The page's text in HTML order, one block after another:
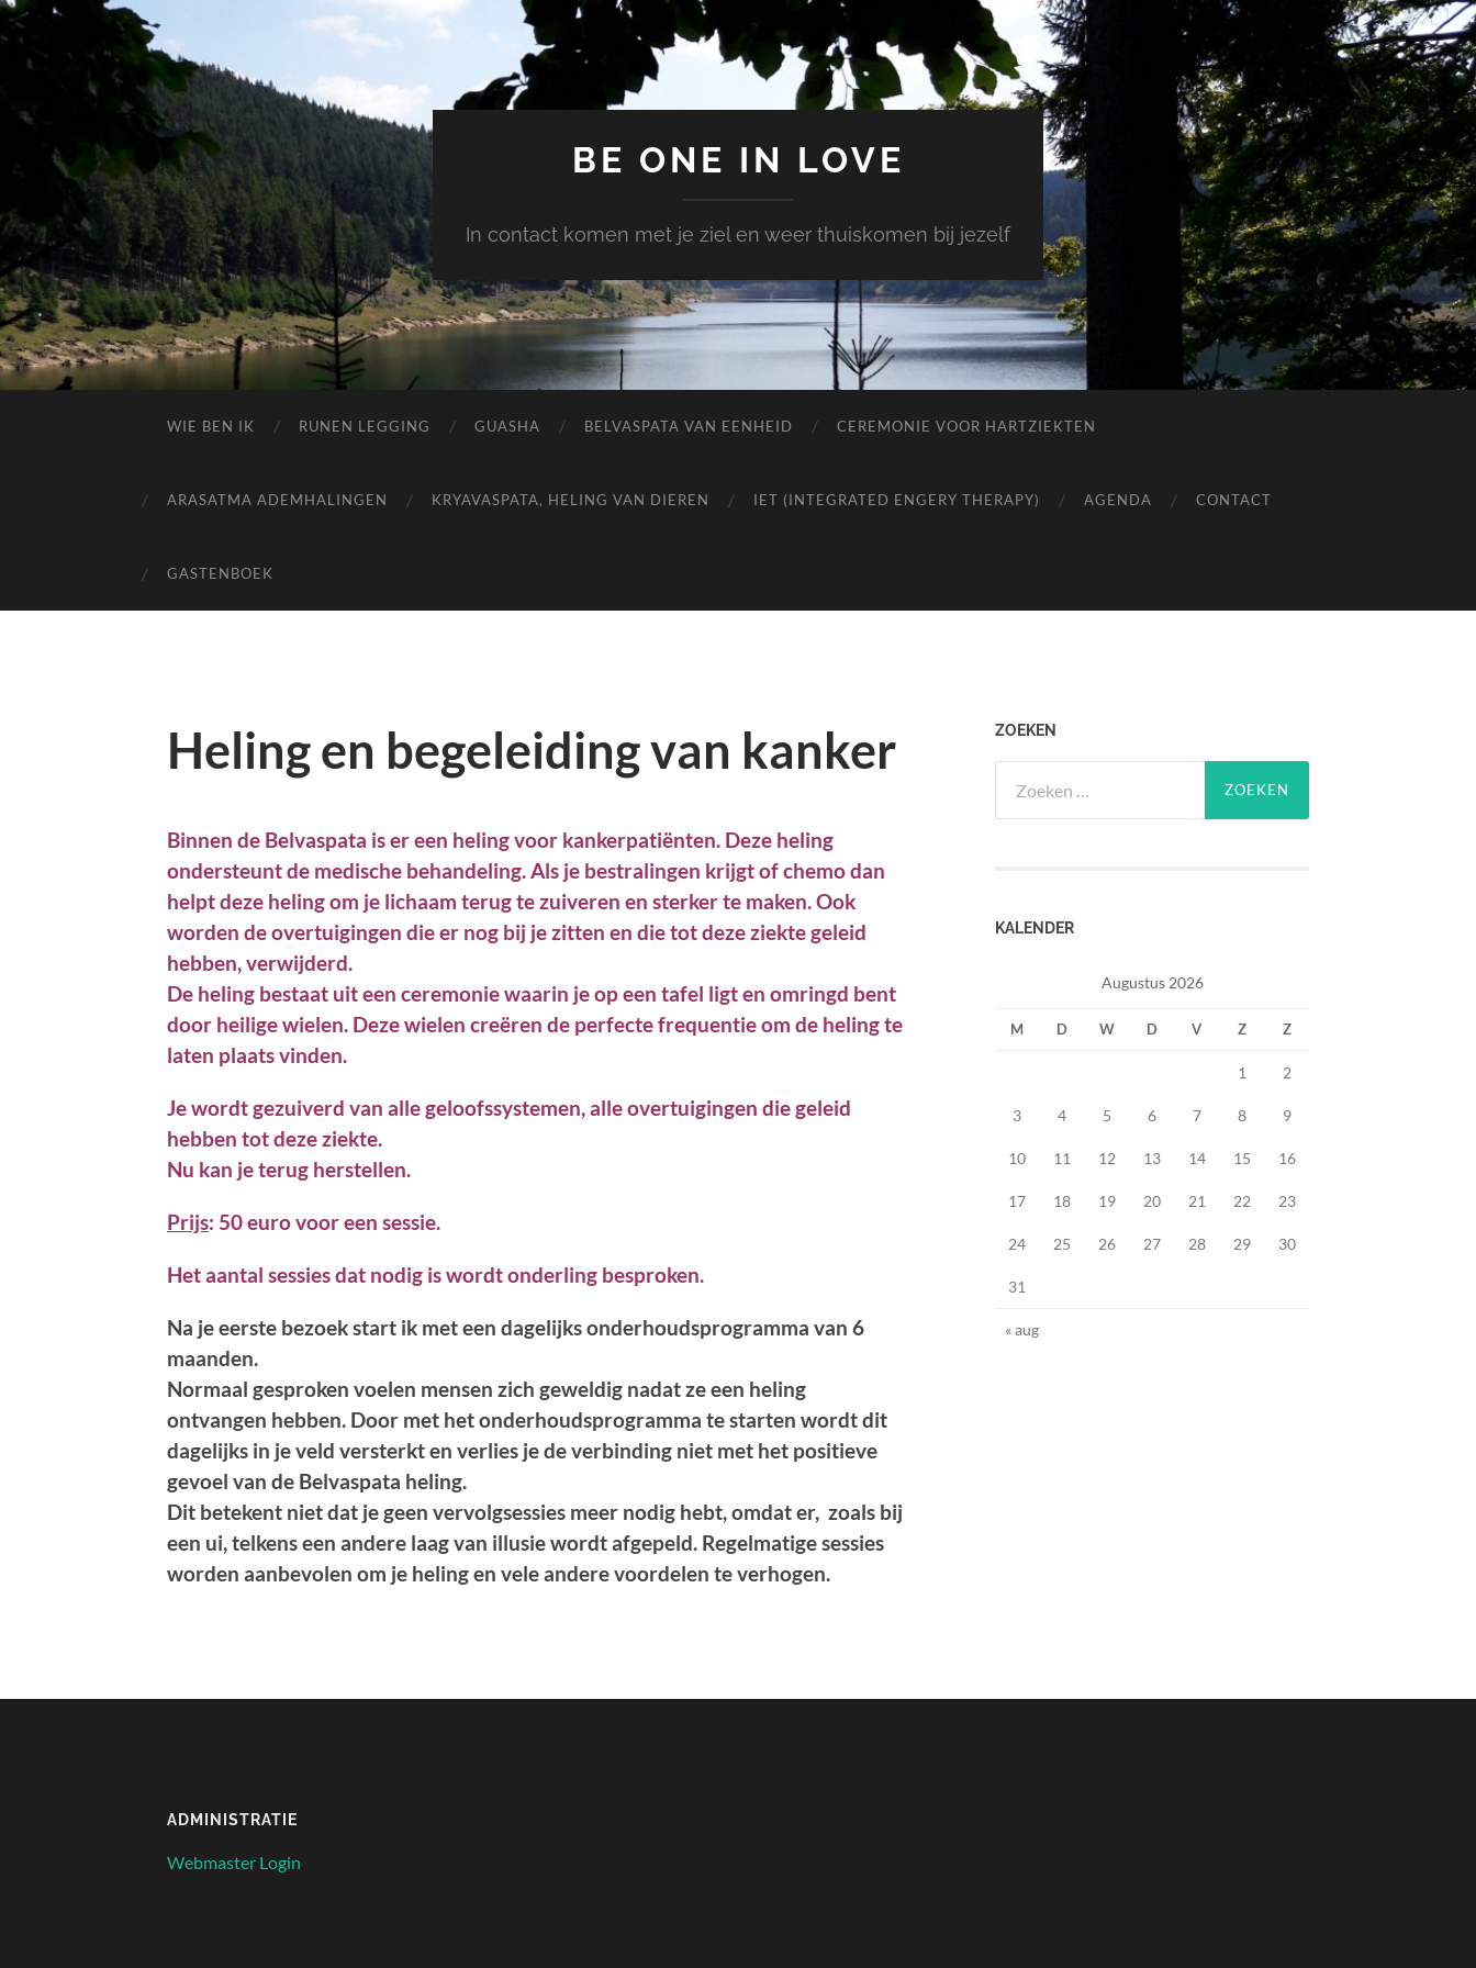
BE ONE IN LOVE
In contact komen met je ziel en weer thuiskomen bij jezelf
WIE BEN IK RUNEN LEGGING GUASHA BELVASPATA VAN EENHEID CEREMONIE VOOR HARTZIEKTEN
ARASATMA ADEMHALINGEN KRYAVASPATA, HELING VAN DIEREN IET (INTEGRATED ENGERY THERAPY) AGENDA CONTACT
GASTENBOEK
Heling en begeleiding van kanker
Binnen de Belvaspata is er een heling voor kankerpatiënten. Deze heling
ondersteunt de medische behandeling. Als je bestralingen krijgt of chemo dan
helpt deze heling om je lichaam terug te zuiveren en sterker te maken. Ook
worden de overtuigingen die er nog bij je zitten en die tot deze ziekte geleid
hebben, verwijderd.
De heling bestaat uit een ceremonie waarin je op een tafel ligt en omringd bent
door heilige wielen. Deze wielen creëren de perfecte frequentie om de heling te
laten plaats vinden.
Je wordt gezuiverd van alle geloofssystemen, alle overtuigingen die geleid
hebben tot deze ziekte.
Nu kan je terug herstellen.
Prijs: 50 euro voor een sessie.
Het aantal sessies dat nodig is wordt onderling besproken.
Na je eerste bezoek start ik met een dagelijks onderhoudsprogramma van 6
maanden.
Normaal gesproken voelen mensen zich geweldig nadat ze een heling
ontvangen hebben. Door met het onderhoudsprogramma te starten wordt dit
dagelijks in je veld versterkt en verlies je de verbinding niet met het positieve
gevoel van de Belvaspata heling.
Dit betekent niet dat je geen vervolgsessies meer nodig hebt, omdat er, zoals bij
een ui, telkens een andere laag van illusie wordt afgepeld. Regelmatige sessies
worden aanbevolen om je heling en vele andere voordelen te verhogen.
ZOEKEN
naar:
KALENDER
Augustus 2026
M D W D V Z Z
1 2
3 4 5 6 7 8 9
10 11 12 13 14 15 16
17 18 19 20 21 22 23
24 25 26 27 28 29 30
31
« aug
ADMINISTRATIE
Webmaster Login